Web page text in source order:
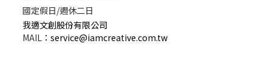
國定假日/週休二日
我適文創股份有限公司
MAIL ： service@iamcreative.com.tw